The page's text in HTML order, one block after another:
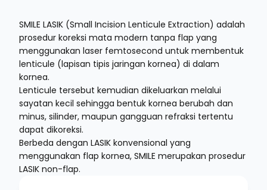
SMILE LASIK (Small Incision Lenticule Extraction) adalah
prosedur koreksi mata modern tanpa flap yang
menggunakan laser femtosecond untuk membentuk
lenticule (lapisan tipis jaringan kornea) di dalam
kornea.
Lenticule tersebut kemudian dikeluarkan melalui
sayatan kecil sehingga bentuk kornea berubah dan
minus, silinder, maupun gangguan refraksi tertentu
dapat dikoreksi.
Berbeda dengan LASIK konvensional yang
menggunakan flap kornea, SMILE merupakan prosedur
LASIK non-flap.